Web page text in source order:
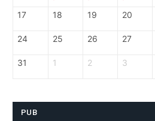
17 18 19 20
24 25 26 27
31 1 2 3
PUB